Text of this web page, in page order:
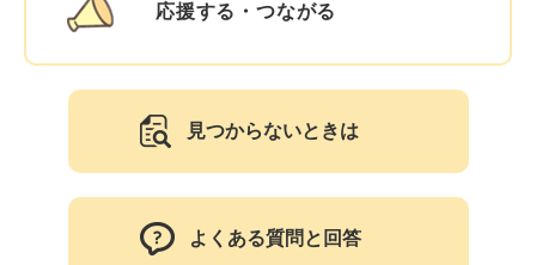
応援する・つながる
見つからないときは
よくある質問と回答